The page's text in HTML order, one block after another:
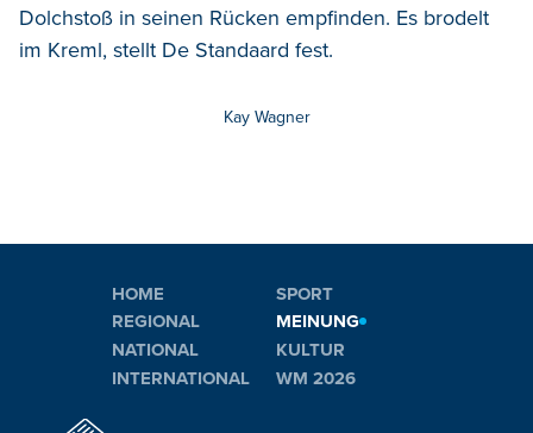
Dolchstoß in seinen Rücken empfinden. Es brodelt
im Kreml, stellt De Standaard fest.
Kay Wagner
HOME
REGIONAL
NATIONAL
INTERNATIONAL
SPORT
MEINUNG
KULTUR
WM 2026